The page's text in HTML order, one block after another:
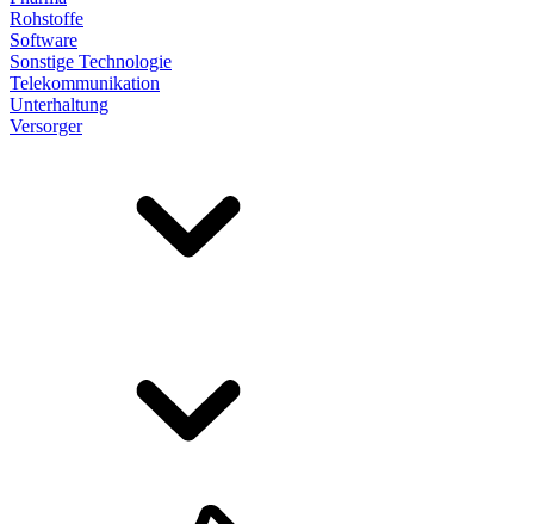
Rohstoffe
Software
Sonstige Technologie
Telekommunikation
Unterhaltung
Versorger